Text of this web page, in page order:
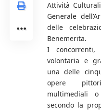
Attività
Generale
delle
Benemerita.
I
volontaria e
una delle
opere
multimediali
secondo la